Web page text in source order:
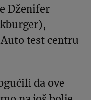
Dženifer
test centru
da ove